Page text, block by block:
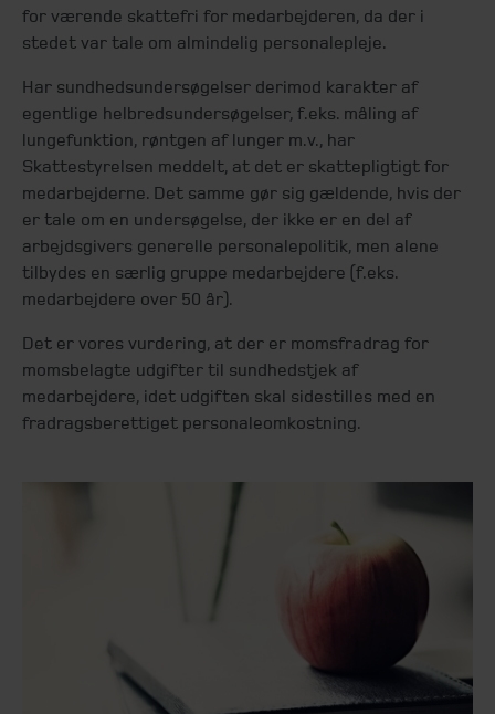
for værende skattefri for medarbejderen, da der i
stedet var tale om almindelig personalepleje.
Har sundhedsundersøgelser derimod karakter af
egentlige helbredsundersøgelser, f.eks. måling af
lungefunktion, røntgen af lunger m.v., har
Skattestyrelsen meddelt, at det er skattepligtigt for
medarbejderne. Det samme gør sig gældende, hvis der
er tale om en undersøgelse, der ikke er en del af
arbejdsgivers generelle personalepolitik, men alene
tilbydes en særlig gruppe medarbejdere (f.eks.
medarbejdere over 50 år).
Det er vores vurdering, at der er momsfradrag for
momsbelagte udgifter til sundhedstjek af
medarbejdere, idet udgiften skal sidestilles med en
fradragsberettiget personaleomkostning.